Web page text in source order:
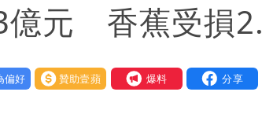
億元 香蕉受損
好 贊助壹蘋 我要爆料